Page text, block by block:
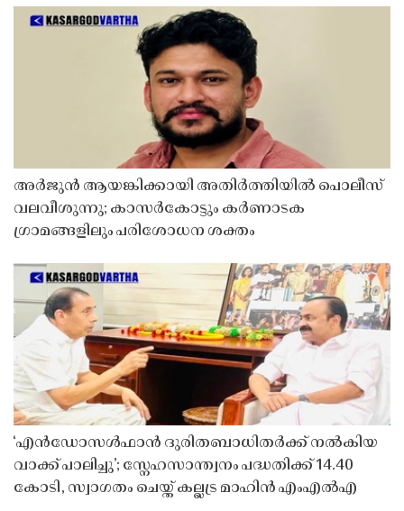
അർജുൻ ആയങ്കിക്കായി അതിർത്തിയിൽ പൊലീസ്
വലവീശുന്നു; കാസർകോട്ടും കർണാടക
ഗ്രാമങ്ങളിലും പരിശോധന ശക്തം
‘എൻഡോസൾഫാൻ ദുരിതബാധിതർക്ക് നൽകിയ
വാക്ക് പാലിച്ചു’; സ്നേഹസാന്ത്വനം പദ്ധതിക്ക് 14.40
കോടി, സ്വാഗതം ചെയ്ത് കല്ലട്ര മാഹിൻ എംഎൽഎ